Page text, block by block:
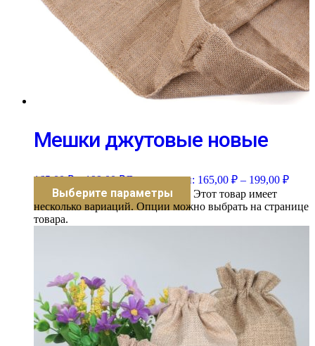
Мешки джутовые новые
165,00₽ – 199,00₽Диапазон цен: 165,00 ₽ – 199,00 ₽
Выберите параметры
Этот товар имеет
несколько вариаций. Опции можно выбрать на странице
товара.